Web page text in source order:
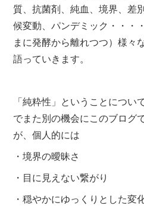
質、抗菌剤、純血、境界、差
候変動、パンデミック・・・
まに発酵から離れつつ）様々
語っていきます。
「純粋性」ということにつ
でまた別の機会にこのブログ
が、個人的には
・境界の曖昧さ
・目に見えない繋がり
・穏やかにゆっくりとした変